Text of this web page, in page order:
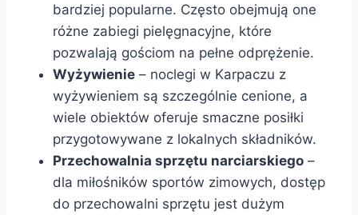
bardziej popularne. Często obejmują one
różne zabiegi pielęgnacyjne, które
pozwalają gościom na pełne odprężenie.
Wyżywienie – noclegi w Karpaczu z
wyżywieniem są szczególnie cenione, a
wiele obiektów oferuje smaczne posiłki
przygotowywane z lokalnych składników.
Przechowalnia sprzętu narciarskiego –
dla miłośników sportów zimowych, dostęp
do przechowalni sprzętu jest dużym